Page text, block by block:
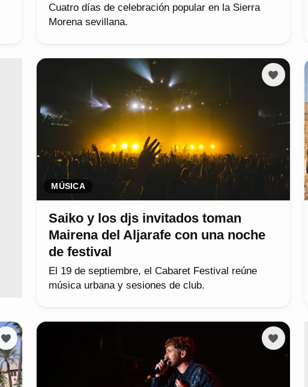
Cuatro días de celebración popular en la Sierra
Morena sevillana.
MÚSICA
Saiko y los djs invitados toman
Mairena del Aljarafe con una noche
de festival
El 19 de septiembre, el Cabaret Festival reúne
música urbana y sesiones de club.